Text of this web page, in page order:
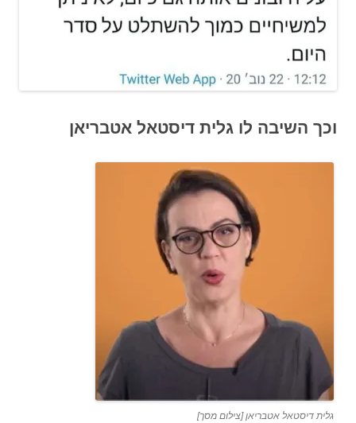
וכך השיבה לו גלית דיסטאל אטבריאן
גלית דיסטאל אטבריאן [צילום מסך]